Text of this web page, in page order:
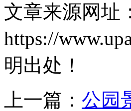
文章来源网址：
https://
明出处！
上一篇： 公园